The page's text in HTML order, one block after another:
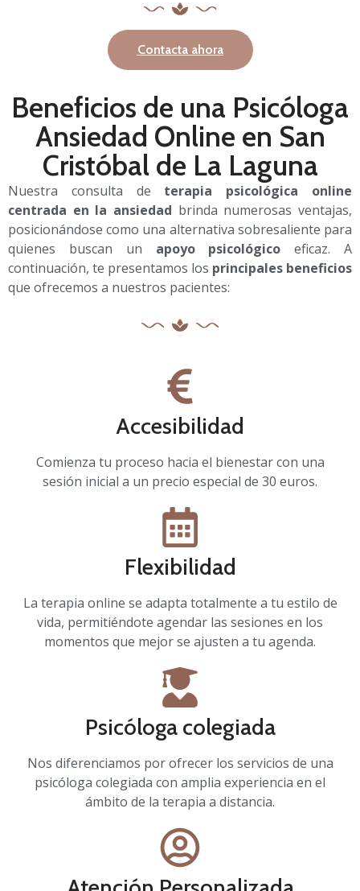
Contacta ahora
Beneficios de una Psicóloga
Ansiedad Online en San
Cristóbal de La Laguna
Nuestra consulta de terapia psicológica online
centrada en la ansiedad brinda numerosas ventajas,
posicionándose como una alternativa sobresaliente para
quienes buscan un apoyo psicológico eficaz. A
continuación, te presentamos los principales beneficios
que ofrecemos a nuestros pacientes:
Accesibilidad
Comienza tu proceso hacia el bienestar con una
sesión inicial a un precio especial de 30 euros.
Flexibilidad
La terapia online se adapta totalmente a tu estilo de
vida, permitiéndote agendar las sesiones en los
momentos que mejor se ajusten a tu agenda.
Psicóloga colegiada
Nos diferenciamos por ofrecer los servicios de una
psicóloga colegiada con amplia experiencia en el
ámbito de la terapia a distancia.